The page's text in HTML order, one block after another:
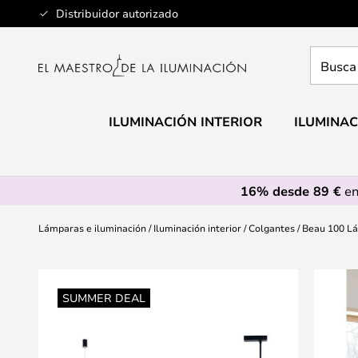
Distribuidor autorizado
Ir
al
aquí
ILUMINACIÓN INTERIOR
16% desde 89 €
Lámparas e iluminación Iluminación interior Colgantes Beau 100
SUMMER DEAL